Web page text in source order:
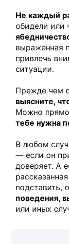
Не каждый
обидели или
выраженная п
привлечь
ситуации.
Прежде чем
выясните,
Можно
тебе нужна
В любом
— если он
доверяет. А
подставить,
поведения,
или иных